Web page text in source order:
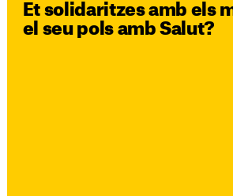
Et solidaritzes amb els
el seu pols amb Salut?